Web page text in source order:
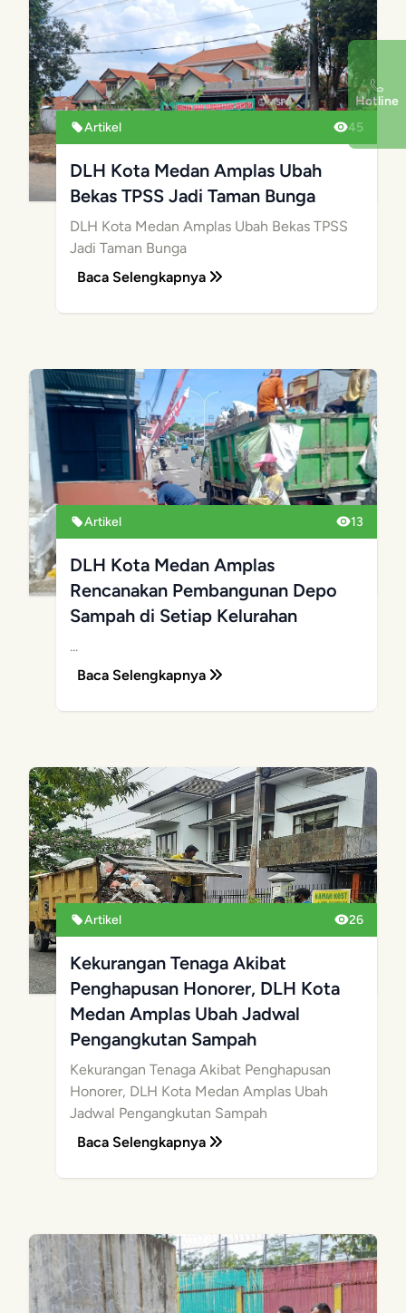
Artikel 45
DLH Kota Medan Amplas Ubah
Bekas TPSS Jadi Taman Bunga
DLH Kota Medan Amplas Ubah Bekas TPSS
Jadi Taman Bunga
Baca Selengkapnya
Artikel 13
DLH Kota Medan Amplas
Rencanakan Pembangunan Depo
Sampah di Setiap Kelurahan
...
Baca Selengkapnya
Artikel 26
Kekurangan Tenaga Akibat
Penghapusan Honorer, DLH Kota
Medan Amplas Ubah Jadwal
Pengangkutan Sampah
Kekurangan Tenaga Akibat Penghapusan
Honorer, DLH Kota Medan Amplas Ubah
Jadwal Pengangkutan Sampah
Baca Selengkapnya
Hotline